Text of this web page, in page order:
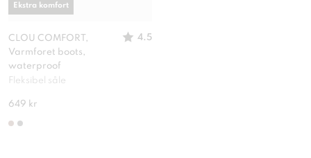
CLOU COMFORT,
Varmforet boots,
waterproof
4.5
Fleksibel såle
649 kr
Ekstra komfort